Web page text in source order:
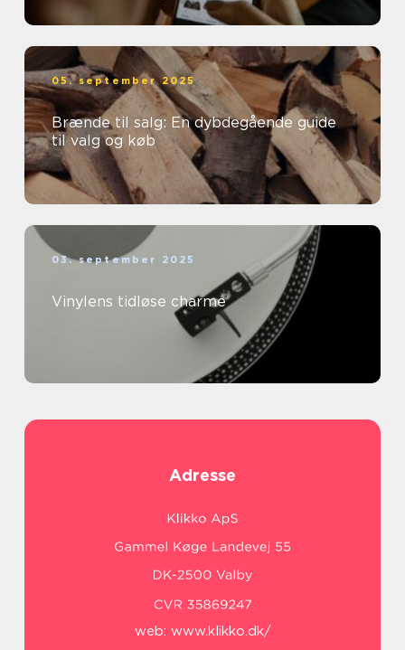
05. september 2025
Brænde til salg: En dybdegående guide
til valg og køb
03. september 2025
Vinylens tidløse charme
Adresse
web: www.klikko.dk/